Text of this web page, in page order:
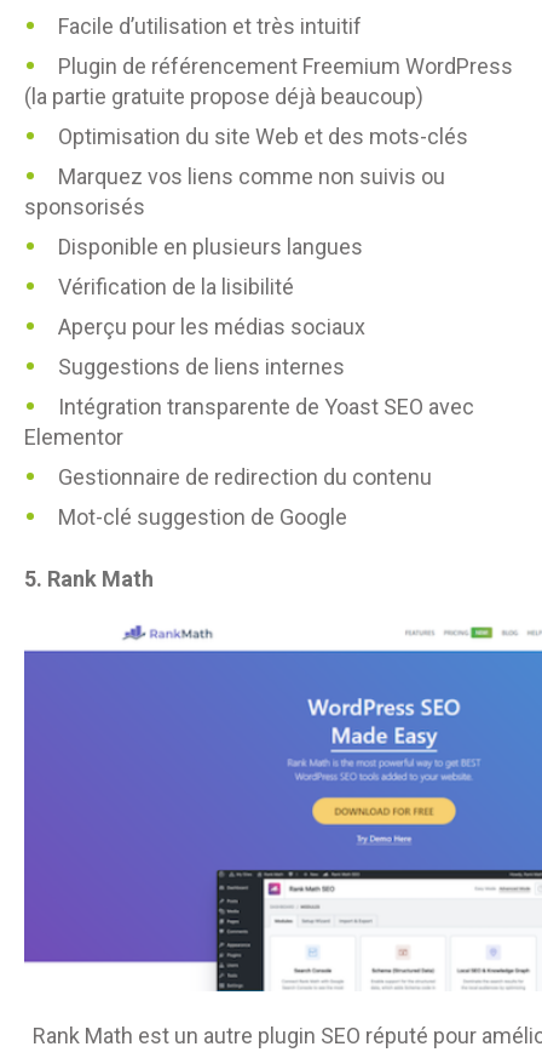
Facile d’utilisation et très intuitif
Plugin de référencement Freemium WordPress
(la partie gratuite propose déjà beaucoup)
Optimisation du site Web et des mots-clés
Marquez vos liens comme non suivis ou
sponsorisés
Disponible en plusieurs langues
Vérification de la lisibilité
Aperçu pour les médias sociaux
Suggestions de liens internes
Intégration transparente de Yoast SEO avec
Elementor
Gestionnaire de redirection du contenu
Mot-clé suggestion de Google
5. Rank Math
Rank Math est un autre plugin SEO réputé pour